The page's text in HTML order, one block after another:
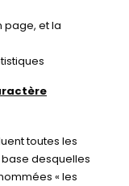
page, et la
toutes les
desquelles
« les